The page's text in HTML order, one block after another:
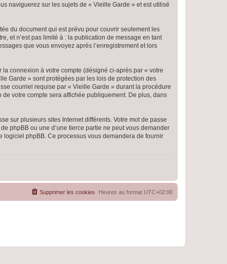
naviguerez sur les sujets de « Vieille Garde » et est utilisé
du document qui est prévu pour couvrir seulement les
et n’est pas limité à : la publication de message en tant
que vous envoyez après l’enregistrement et lors
connexion à votre compte (désigné ci-après par « votre
Garde » sont protégées par les lois de protection des
courriel requise par « Vieille Garde » durant la procédure
votre compte sera affichée publiquement. De plus, dans
sur plusieurs sites Internet différents. Votre mot de passe
phpBB ou une d’une tierce partie ne peut vous demander
logiciel phpBB. Ce processus vous demandera de fournir
Heures au format UTC+02:00
Supprimer les cookies